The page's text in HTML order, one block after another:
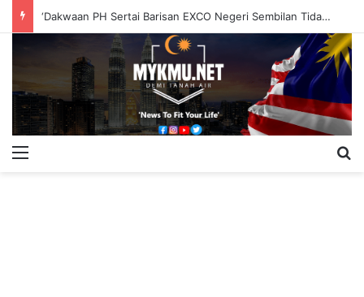
‘Dakwaan PH Sertai Barisan EXCO Negeri Sembilan Tidak Berasas’